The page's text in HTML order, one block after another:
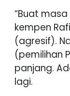
“Buat
kempen
(agresif).
(pemilihan
panjang.
lagi.